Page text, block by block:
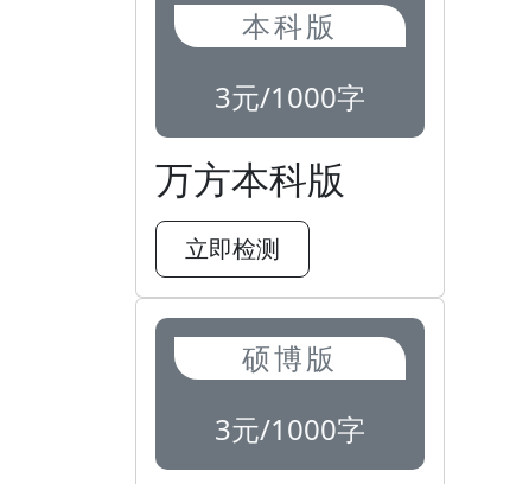
本科版
3元/1000字
万方本科版
立即检测
硕博版
3元/1000字